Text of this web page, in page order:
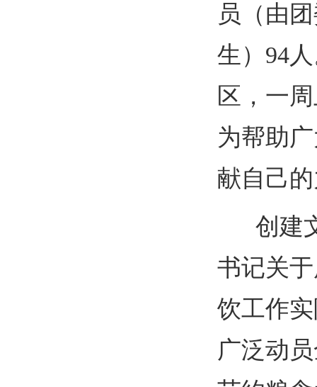
员（由
生）94
区，一
为帮助
献自己
创建文
书记关
饮工作
广泛动